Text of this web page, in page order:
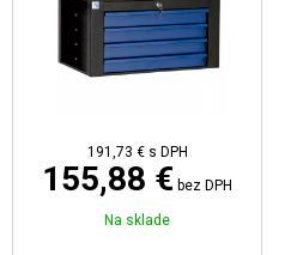
191,73 € s DPH
155,88 € bez DPH
Na sklade